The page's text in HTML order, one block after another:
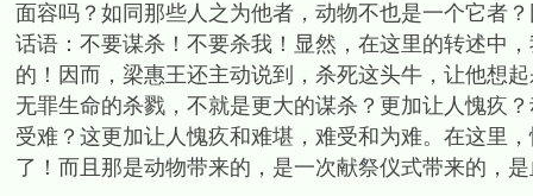
面容吗？如同那些人之为他者，动物不也是一个它
话语：不要谋杀！不要杀我！显然，在这里的转述中
的！因而，梁惠王还主动说到，杀死这头牛，让他想
无罪生命的杀戮，不就是更大的谋杀？更加让人愧疚
受难？这更加让人愧疚和难堪，难受和为难。在这里
了！而且那是动物带来的，是一次献祭仪式带来的，